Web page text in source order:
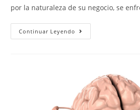
por la naturaleza de su negocio, se
Continuar Leyendo